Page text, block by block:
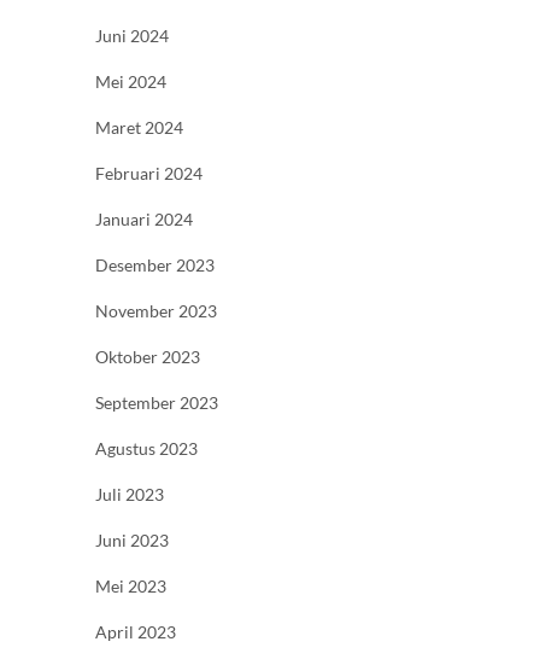
Juni 2024
Mei 2024
Maret 2024
Februari 2024
Januari 2024
Desember 2023
November 2023
Oktober 2023
September 2023
Agustus 2023
Juli 2023
Juni 2023
Mei 2023
April 2023